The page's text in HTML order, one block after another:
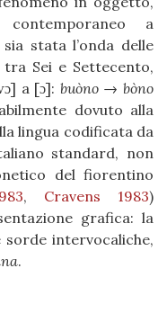
contemporaneo a
stata l’onda delle
Sei e Settecento,
a [ɔ]: buòno→bòno
dovuto alla
lingua codificata da
standard, non
del fiorentino
, Cravens 1983)
grafica: la
intervocaliche,
.